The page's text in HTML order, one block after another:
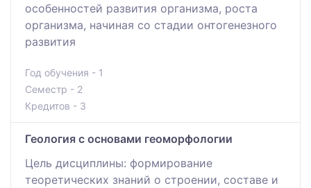
особенностей развития организма, роста
организма, начиная со стадии онтогенезного
развития
Год обучения - 1
Семестр - 2
Кредитов - 3
Геология с основами геоморфологии
Цель дисциплины: формирование
теоретических знаний о строении, составе и